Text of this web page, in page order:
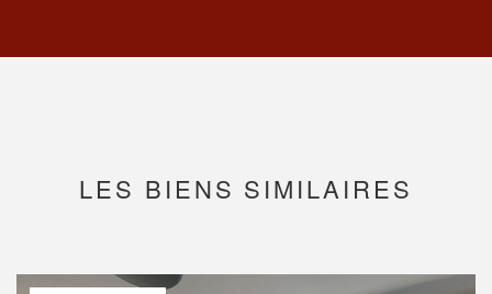
LES BIENS SIMILAIRES